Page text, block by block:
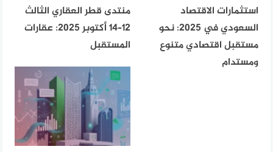
استثمارات الاقتصاد
السعودي في 2025: نحو
مستقبل اقتصادي متنوع
ومستدام
منتدى قطر العقاري الثالث
12–14 أكتوبر 2025: عقارات
المستقبل